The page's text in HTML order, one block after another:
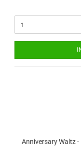
Anniversary Waltz